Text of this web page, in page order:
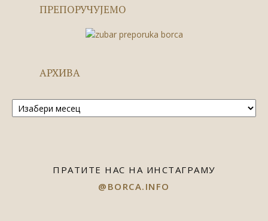
ПРЕПОРУЧУЈЕМО
АРХИВА
Архива
ПРАТИТЕ НАС НА ИНСТАГРАМУ
@BORCA.INFO